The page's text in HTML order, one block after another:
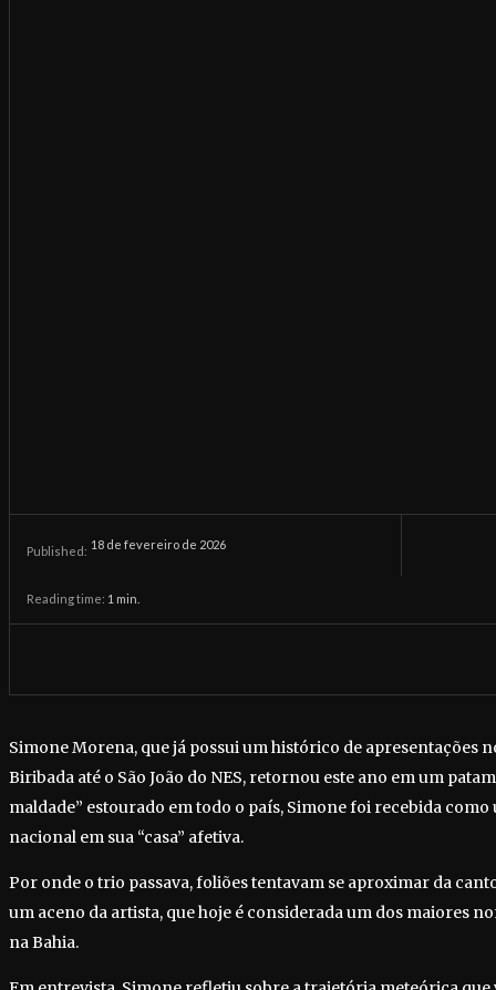
Published: 18 de fevereiro de 2026
Reading time: 1 min.
Simone Morena, que já possui um histórico de apresentações
Biribada até o São João do NES, retornou este ano em um
maldade” estourado em todo o país, Simone foi recebida
nacional em sua “casa” afetiva.
Por onde o trio passava, foliões tentavam se aproximar da
um aceno da artista, que hoje é considerada um dos maiores
na Bahia.